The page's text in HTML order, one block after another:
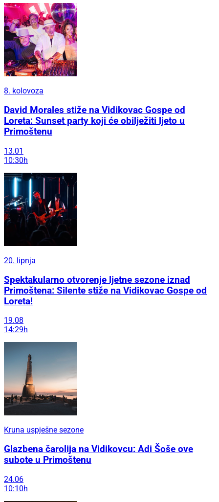
8. kolovoza
David Morales stiže na Vidikovac Gospe od
Loreta: Sunset party koji će obilježiti ljeto u
Primoštenu
13.01
10:30h
20. lipnja
Spektakularno otvorenje ljetne sezone iznad
Primoštena: Silente stiže na Vidikovac Gospe od
Loreta!
19.08
14:29h
Kruna uspješne sezone
Glazbena čarolija na Vidikovcu: Adi Šoše ove
subote u Primoštenu
24.06
10:10h